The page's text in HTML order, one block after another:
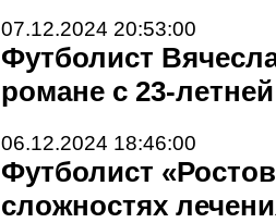
07.12.2024 20:53:00
Футболист
романе с 23-
06.12.2024 18:46:00
Футболист
сложностях